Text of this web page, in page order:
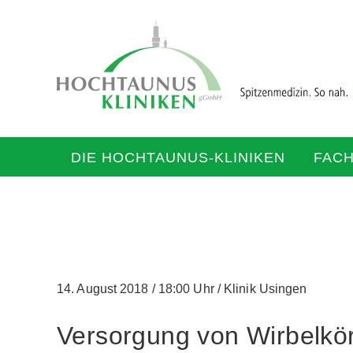
DIE HOCHTAUNUS-KLINIKEN
14. August 2018 /18:00 Uhr /Klinik Usingen
Versorgung von